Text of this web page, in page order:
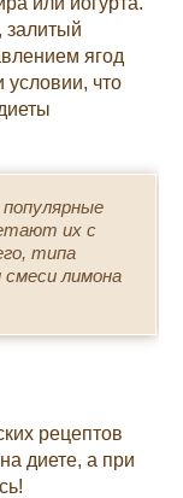
залитый
ягод
условии, что
их с
типа
лимона
рецептов
диете, а при